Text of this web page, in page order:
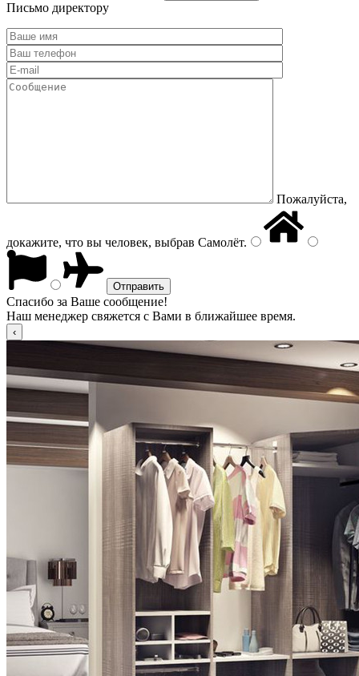
Письмо директору
Пожалуйста,
докажите, что вы человек, выбрав Самолёт.
Спасибо за Ваше сообщение!
Наш менеджер свяжется с Вами в ближайшее время.